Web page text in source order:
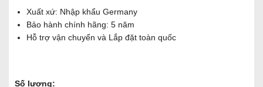
Xuất xứ: Nhập khẩu Germany
Bảo hành chính hãng: 5 năm
Hỗ trợ vận chuyển và Lắp đặt toàn quốc
Số lượng: